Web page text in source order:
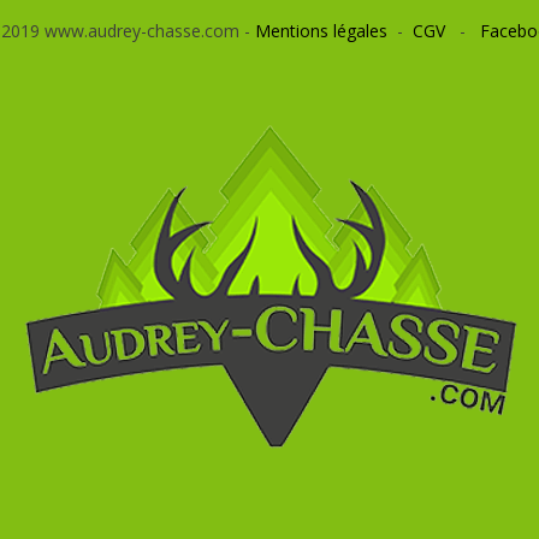
www.audrey-chasse.com - Mentions légales - CGV-